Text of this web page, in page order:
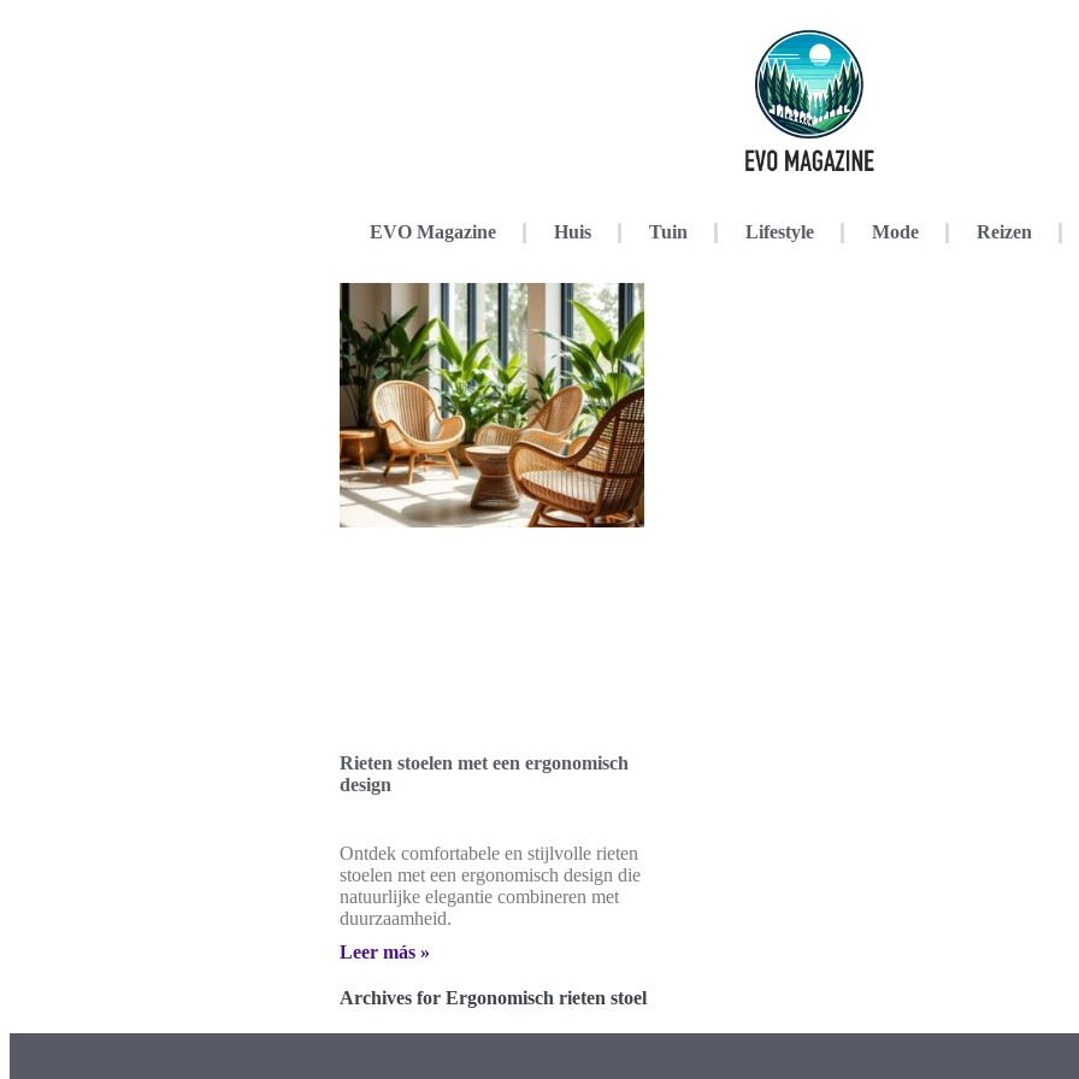
EVO Magazine Huis Tuin Lifestyle Mode Reizen
Rieten stoelen met een ergonomisch
design
Ontdek comfortabele en stijlvolle rieten
stoelen met een ergonomisch design die
natuurlijke elegantie combineren met
duurzaamheid.
Leer más »
Archives for Ergonomisch rieten stoel